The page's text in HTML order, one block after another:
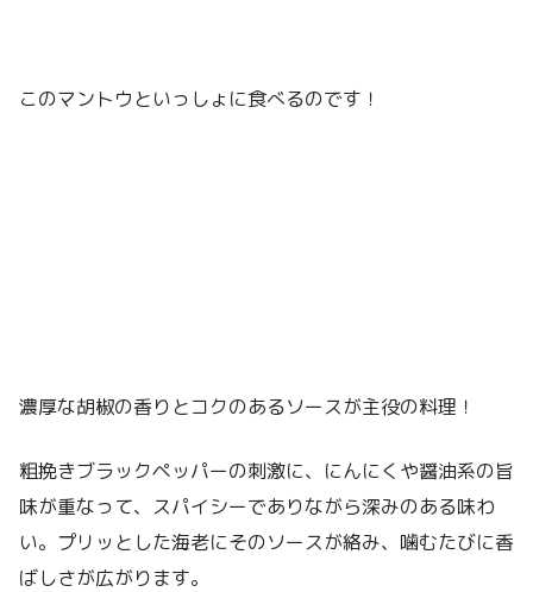
このマントウといっしょに食べるのです！
濃厚な胡椒の香りとコクのあるソースが主役の料理！
粗挽きブラックペッパーの刺激に、にんにくや醤油系の旨
味が重なって、スパイシーでありながら深みのある味わ
い。プリッとした海老にそのソースが絡み、噛むたびに香
ばしさが広がります。